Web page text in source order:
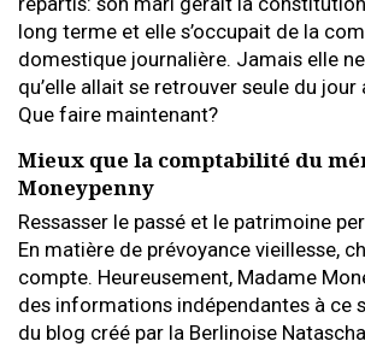
long terme et elle s’occupait de la
domestique journalière. Jamais elle
qu’elle allait se retrouver seule du jour
Que faire maintenant?
Mieux que la comptabilité du
Moneypenny
Ressasser le passé et le patrimoine
En matière de prévoyance vieillesse,
compte. Heureusement, Madame
des informations indépendantes à ce
du blog créé par la Berlinoise